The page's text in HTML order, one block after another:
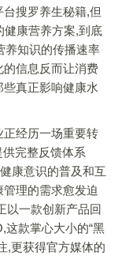
搜罗养生秘籍,但
康营养方案,到底
养知识的传播速率
信息反而让消费
真正影响健康水
经历一场重要转
供完整反馈体系
康意识的普及和互
理的需求愈发迫
以一款创新产品回
款掌心大小的“黑
,更获得官方媒体的